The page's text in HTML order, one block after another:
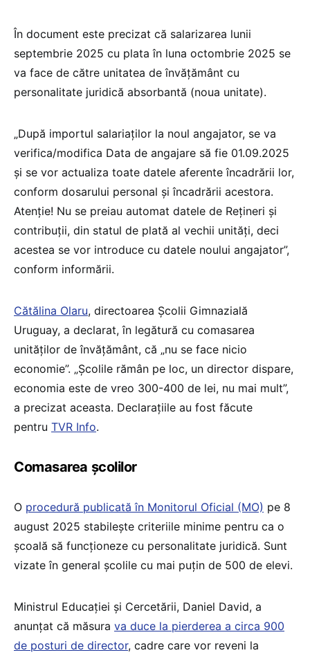
În document este precizat că salarizarea lunii
septembrie 2025 cu plata în luna octombrie 2025 se
va face de către unitatea de învățământ cu
personalitate juridică absorbantă (noua unitate).
„După importul salariaților la noul angajator, se va
verifica/modifica Data de angajare să fie 01.09.2025
şi se vor actualiza toate datele aferente încadrării lor,
conform dosarului personal şi încadrării acestora.
Atenție! Nu se preiau automat datele de Rețineri și
contribuții, din statul de plată al vechii unități, deci
acestea se vor introduce cu datele noului angajator”,
conform informării.
Cătălina Olaru, directoarea Școlii Gimnazială
Uruguay, a declarat, în legătură cu comasarea
unităților de învățământ, că „nu se face nicio
economie”. „Școlile rămân pe loc, un director dispare,
economia este de vreo 300-400 de lei, nu mai mult”,
a precizat aceasta. Declarațiile au fost făcute
pentru TVR Info.
Comasarea școlilor
O procedură publicată în Monitorul Oficial (MO) pe 8
august 2025 stabilește criteriile minime pentru ca o
școală să funcționeze cu personalitate juridică. Sunt
vizate în general școlile cu mai puțin de 500 de elevi.
Ministrul Educației și Cercetării, Daniel David, a
anunțat că măsura va duce la pierderea a circa 900
de posturi de director, cadre care vor reveni la